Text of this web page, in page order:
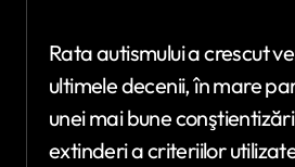
Rata autismului a crescut
ultimele decenii, în mare
unei mai bune
extinderi a criteriilor